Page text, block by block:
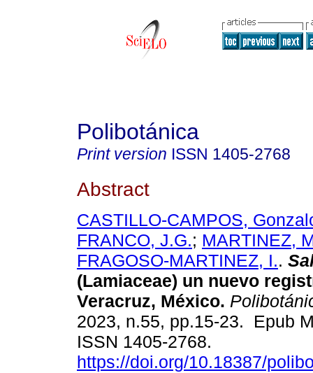
Polibotánica
Print version ISSN 1405-2768
Abstract
CASTILLO-CAMPOS,
FRANCO, J.G.; MARTINEZ,
FRAGOSO-MARTINEZ, I..
(Lamiaceae) un nuevo
Veracruz, México.
2023, n.55, pp.15-23. Epub
ISSN 1405-2768.
https://doi.org/10.18387/